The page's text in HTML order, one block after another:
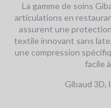
La gamme de soins
articulations en
assurent une
textile innovant sans
une compression
facile
Gibaud 3D,